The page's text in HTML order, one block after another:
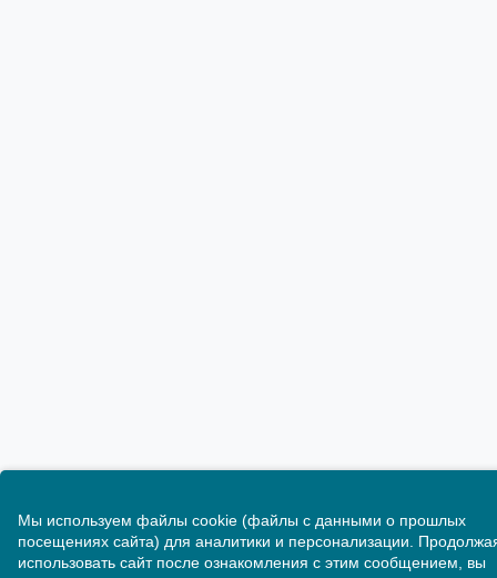
Мы используем файлы cookie (файлы с данными о прошлых
посещениях сайта) для аналитики и персонализации.
использовать сайт после ознакомления с этим сообщением, вы